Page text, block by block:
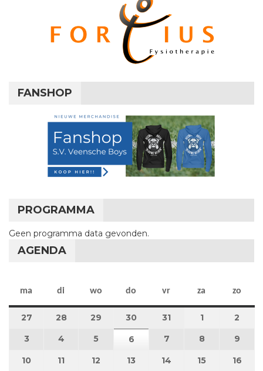
FANSHOP
PROGRAMMA
Geen programma data gevonden.
AGENDA
ma maandag
di dinsdag
wo woensdag
do donderdag
vr vrijdag
za zaterdag
zo
27 27 juli 2026
28 28 juli 2026
29 29 juli 2026
30 30 juli 2026
31 31 juli 2026
11 augustus
2
3 3 augustus 2026
4 4 augustus 2026
5 5 augustus 2026
6 6 augustus 2026
7 7 augustus 2026
8 8 augustus
9
10 10 augustus 2026
11 11 augustus 2026
12 12 augustus 2026
13 13 augustus 2026
14 14 augustus 2026
15 15 16